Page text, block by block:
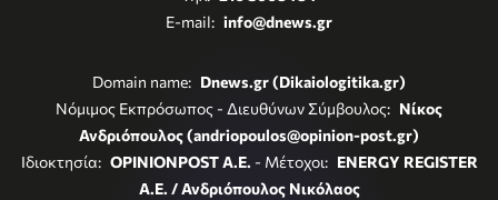
E-mail: info@dnews.gr
Domain name: Dnews.gr (Dikaiologitika.gr)
Νόμιμος Εκπρόσωπος - Διευθύνων Σύμβουλος: Νίκος
Ανδριόπουλος (andriopoulos@opinion-post.gr)
Ιδιοκτησία: OPINIONPOST A.E. - Μέτοχοι: ENERGY REGISTER
Α.Ε. / Ανδριόπουλος Νικόλαος